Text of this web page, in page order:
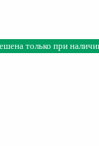
только при